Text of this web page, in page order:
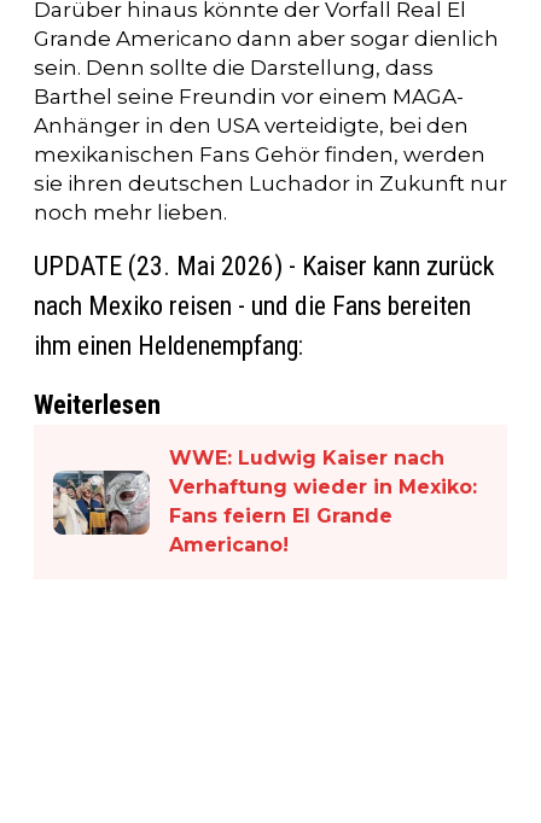
Darüber hinaus könnte der Vorfall Real El
Grande Americano dann aber sogar dienlich
sein. Denn sollte die Darstellung, dass
Barthel seine Freundin vor einem MAGA-
Anhänger in den USA verteidigte, bei den
mexikanischen Fans Gehör finden, werden
sie ihren deutschen Luchador in Zukunft nur
noch mehr lieben.
UPDATE (23. Mai 2026) - Kaiser kann zurück
nach Mexiko reisen - und die Fans bereiten
ihm einen Heldenempfang:
Weiterlesen
WWE: Ludwig Kaiser nach
Verhaftung wieder in Mexiko:
Fans feiern El Grande
Americano!